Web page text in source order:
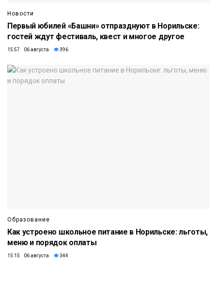
Новости
Первый юбилей «Башни» отпразднуют в Норильске:
гостей ждут фестиваль, квест и многое другое
15:57 06 августа 396
Образование
Как устроено школьное питание в Норильске: льготы,
меню и порядок оплаты
15:15 06 августа 344